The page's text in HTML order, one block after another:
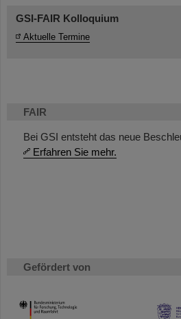
FAIR
Bei GSI entsteht das neue
Erfahren Sie mehr.
Gefördert von
HMWK
GSI-FAIR Kolloquium
Aktuelle Termine